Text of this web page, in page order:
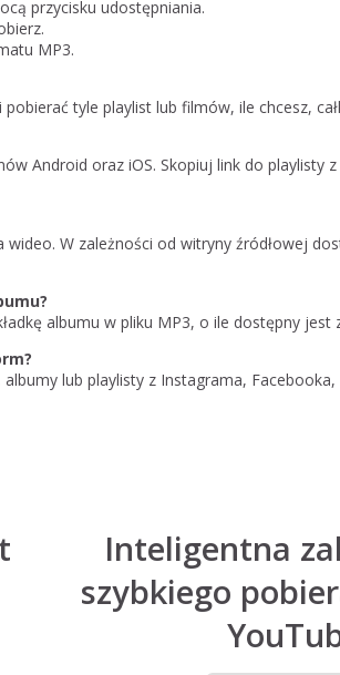
przycisku udostępniania.
MP3.
tyle playlist lub filmów, ile chcesz,
Android oraz iOS. Skopiuj link do playlisty
W zależności od witryny źródłowej
albumu w pliku MP3, o ile dostępny jest
lub playlisty z Instagrama, Facebooka,
Inteligentna
szybkiego